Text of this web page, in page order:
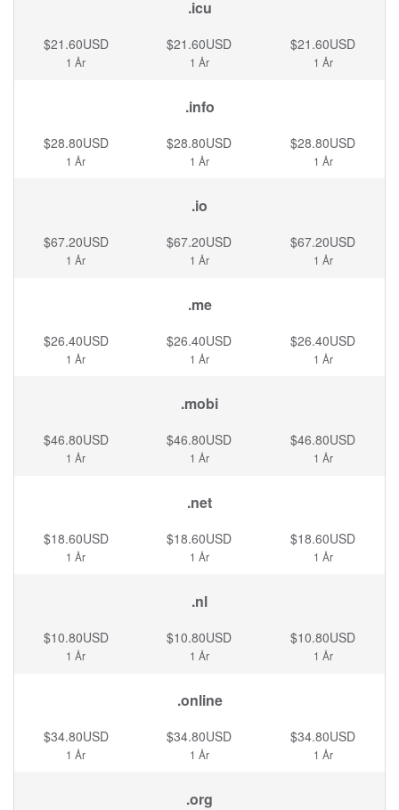
.icu
$21.60USD
1 År
$21.60USD
1 År
$21.60USD
1 År
.info
$28.80USD
1 År
$28.80USD
1 År
$28.80USD
1 År
.io
$67.20USD
1 År
$67.20USD
1 År
$67.20USD
1 År
.me
$26.40USD
1 År
$26.40USD
1 År
$26.40USD
1 År
.mobi
$46.80USD
1 År
$46.80USD
1 År
$46.80USD
1 År
.net
$18.60USD
1 År
$18.60USD
1 År
$18.60USD
1 År
.nl
$10.80USD
1 År
$10.80USD
1 År
$10.80USD
1 År
.online
$34.80USD
1 År
$34.80USD
1 År
$34.80USD
1 År
.org